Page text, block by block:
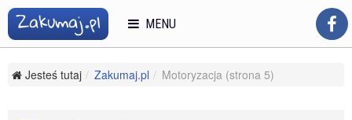
Jesteś tutaj Zakumaj.pl Motoryzacja (strona 5)
MENU